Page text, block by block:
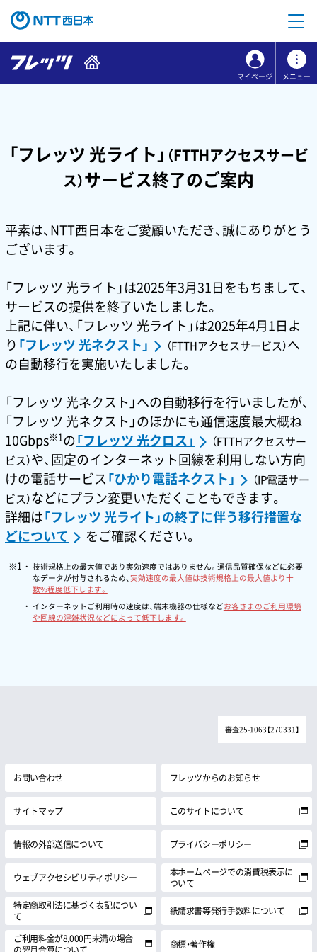
コンテンツのリンクナビゲーションへ移動
マイページ メニュー
「フレッツ 光ライト」 （FTTHアクセスサービ
ス）サービス終了のご案内
平素は、NTT西日本をご愛顧いただき、誠にありがとう
ございます。
「フレッツ 光ライト」は2025年3月31日をもちまして、
サービスの提供を終了いたしました。
上記に伴い、「フレッツ 光ライト」は2025年4月1日よ
り 「フレッツ 光ネクスト」 （FTTHアクセスサービス）へ
の自動移行を実施いたしました。
「フレッツ 光ネクスト」への自動移行を行いましたが、
「フレッツ 光ネクスト」のほかにも通信速度最大概ね
10Gbps※1の「フレッツ 光クロス」
（FTTHアクセスサー
ビス）や、固定のインターネット回線を利用しない方向
けの電話サービス「ひかり電話ネクスト」
（IP電話サー
ビス）などにプラン変更いただくこともできます。
詳細は「フレッツ 光ライト」の終了に伴う移行措置な
どについて
をご確認ください。
技術規格上の最大値であり実効速度ではありません。通信品質確保などに必要
なデータが付与されるため、 実効速度の最大値は技術規格上の最大値より十
数%程度低下します。
インターネットご利用時の速度は、端末機器の仕様などお客さまのご利用環境
や回線の混雑状況などによって低下します。
審査25-1063【270331】
お問い合わせ フレッツからのお知らせ
サイトマップ このサイトについて
情報の外部送信について プライバシーポリシー
ウェブアクセシビリティポリシー
本ホームページでの消費税表示に
ついて
特定商取引法に基づく表記につい
て
紙請求書等発行手数料について
ご利用料金が8,000円未満の場合
商標・著作権